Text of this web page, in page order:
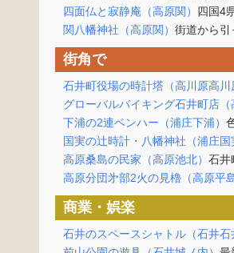
四面仏と寂静庵（高原関） 四国4
関八幡神社（高原関） 街道から引
街角で
石井町役場の時計塔（高川原高川
グローバルバイキング石井町店（
下浦の2連ベンハー（浦庄下浦）
国実の辻時計・八幡神社（浦庄国
高原桑島の民家（高原池北） 石井
高原分団㐧部2火の見櫓（高原平島
商業・娯楽
石井のスペースシャトル（石井石